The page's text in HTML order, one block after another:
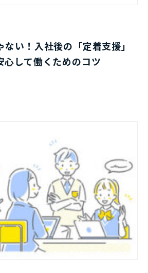
い！入社後の「定着支援」
心して働くためのコツ